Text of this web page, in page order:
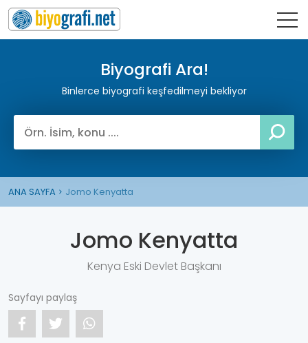
Biyografi Ara!
Binlerce biyografi keşfedilmeyi bekliyor
ANA SAYFA Jomo Kenyatta
Jomo Kenyatta
Kenya Eski Devlet Başkanı
Sayfayı paylaş